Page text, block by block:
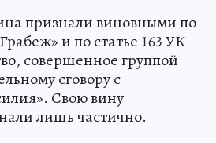
признали виновными по
и по статье 163 УК
совершенное группой
сговору с
Свою вину
лишь частично.